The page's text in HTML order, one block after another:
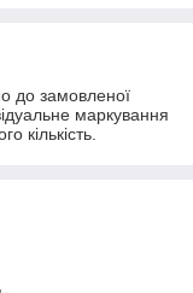
до замовленої
маркування
кількість.